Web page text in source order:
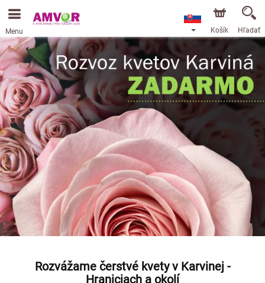
Menu Košík Hľadať
Rozvážame čerstvé kvety v Karvinej -
Hraniciach a okolí